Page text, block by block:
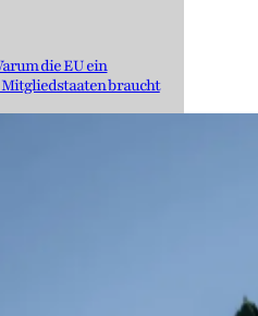
die EU ein
braucht